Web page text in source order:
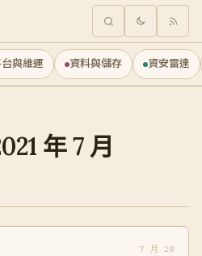
與維運 資料與儲存 資安雷達
年 7 月
7 月 28